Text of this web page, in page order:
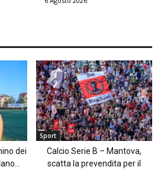
dei
Sport
Calcio Serie B – Mantova,
scatta la prevendita per il